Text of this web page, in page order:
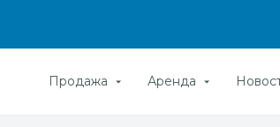
Продажа Аренда